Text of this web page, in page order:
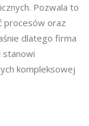
Pozwala to
procesów oraz
dlatego firma
stanowi
kompleksowej